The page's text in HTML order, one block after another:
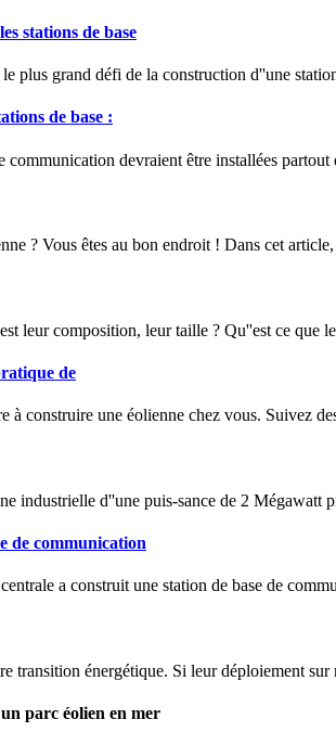
stations de base
plus grand défi de la construction d''une
de base :
communication devraient être installées
? Vous êtes au bon endroit ! Dans cet
leur composition, leur taille ? Qu''est ce que
de
construire une éolienne chez vous. Suivez
d''une puis-sance de 2 Mégawatt
de communication
a construit une station de base de
transition énergétique. Si leur déploiement sur
parc éolien en mer